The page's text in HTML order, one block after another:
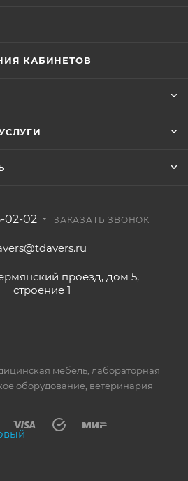
КАБИНЕТОВ
02-02 ЗАКАЗАТЬ ЗВОНОК
проезд, дом 5,
строение 1
мебель, лабораторная
оборудование, ветеринария